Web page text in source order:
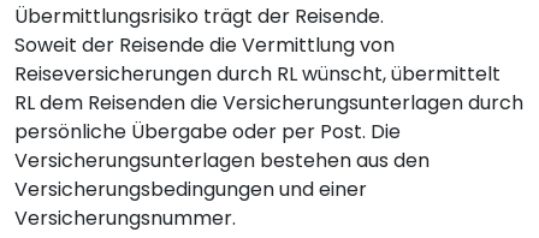
Übermittlungsrisiko trägt der Reisende.
Soweit der Reisende die Vermittlung von
Reiseversicherungen durch RL wünscht, übermittelt
RL dem Reisenden die Versicherungsunterlagen durch
persönliche Übergabe oder per Post. Die
Versicherungsunterlagen bestehen aus den
Versicherungsbedingungen und einer
Versicherungsnummer.